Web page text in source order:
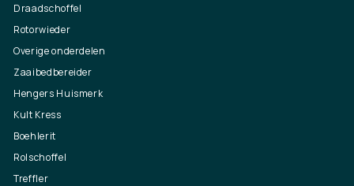
Draadschoffel
Rotorwieder
Overige onderdelen
Zaaibedbereider
Hengers Huismerk
Kult Kress
Boehlerit
Rolschoffel
Treffler